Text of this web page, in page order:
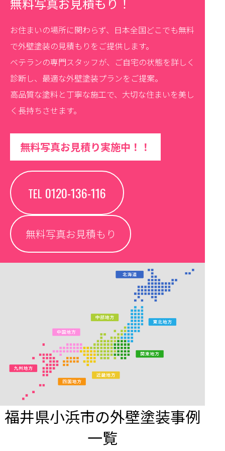
お住まいの場所に関わらず、日本全国どこでも無料
で外壁塗装の見積もりをご提供します。
ベテランの専門スタッフが、ご自宅の状態を詳しく
診断し、最適な外壁塗装プランをご提案。
高品質な塗料と丁寧な施工で、大切な住まいを美し
く長持ちさせます。
無料写真お見積り実施中！！
TEL 0120-136-116
無料写真お見積もり
福井県小浜市の外壁塗装事例
一覧